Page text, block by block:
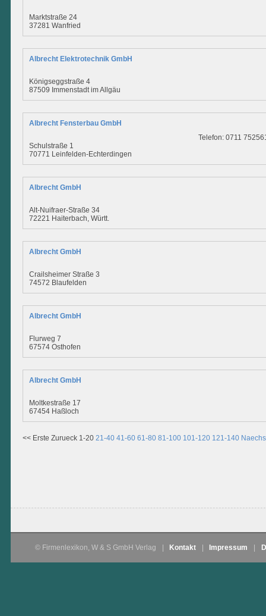
Marktstraße 24
37281 Wanfried
Albrecht Elektrotechnik GmbH
Königseggstraße 4
87509 Immenstadt im Allgäu
Albrecht Fensterbau GmbH
Schulstraße 1
70771 Leinfelden-Echterdingen
Telefon: 0711
Albrecht GmbH
Alt-Nuifraer-Straße 34
72221 Haiterbach, Württ.
Albrecht GmbH
Crailsheimer Straße 3
74572 Blaufelden
Albrecht GmbH
Flurweg 7
67574 Osthofen
Albrecht GmbH
Moltkestraße 17
67454 Haßloch
<< Erste Zurueck 1-20 21-40 41-60 61-80 81-100 101-120 121-140
© Firmenlexikon, W & S GmbH Verlag Kontakt Impressum